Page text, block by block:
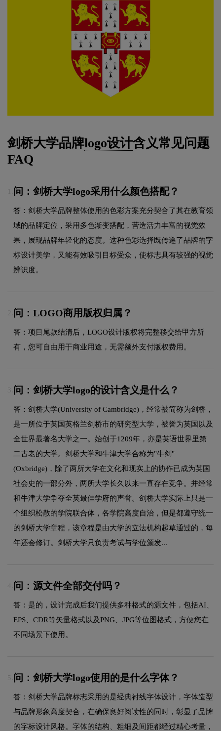
剑桥大学品牌logo设计含义常见问题
FAQ
问：剑桥大学logo采用什么颜色搭配？
答：剑桥大学品牌整体使用的色彩方案充分契合了其在教育领
域的品牌定位，采用多色渐变搭配，营造活力丰富的视觉效
果，展现品牌年轻化的态度。这种色彩选择既传递了品牌的字
标设计美学，又能有效吸引目标受众，使标志具有较强的视觉
辨识度。
2. 问：LOGO商用版权归属？
答：项目尾款结清后，LOGO设计版权将完整移交给甲方所
有，您可自由用于商业用途，无需额外支付版权费用。
3. 问：剑桥大学logo的设计含义是什么？
答：剑桥大学(University of Cambridge)，经常被简称为剑桥，
是一所位于英国英格兰剑桥市的研究型大学，被誉为英国以及
全世界最著名大学之一。始创于1209年，亦是英语世界里第
二古老的大学。剑桥大学和牛津大学合称为"牛剑"
(Oxbridge)，除了两所大学在文化和现实上的协作已成为英国
社会史的一部分外，两所大学长久以来一直存在竞争。并经常
和牛津大学争夺全英最佳学府的声誉。剑桥大学实际上只是一
个组织松散的学院联合体，各学院高度自治，但是都遵守统一
的剑桥大学章程，该章程是由大学的立法机构起草通过的，每
年还会修订。剑桥大学只负责考试与学位颁发...
4. 问：源文件全部交付吗？
答：是的，设计完成后我们提供多种格式的源文件，包括AI、
EPS、CDR等矢量格式以及PNG、JPG等位图格式，方便您在
不同场景下使用。
5. 问：剑桥大学logo使用的是什么字体？
答：剑桥大学品牌标志采用的是经典衬线字体设计，字体造型
与品牌形象高度契合，在确保良好阅读性的同时，彰显了品牌
的字标设计风格。字体的结构、粗细及间距都经过精心考量，